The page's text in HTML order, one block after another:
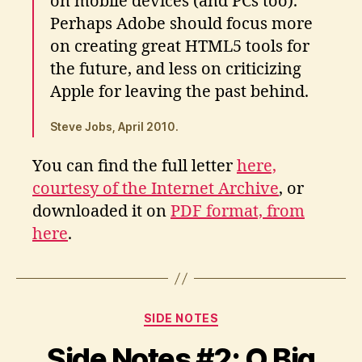
Perhaps Adobe should focus more
on creating great HTML5 tools for
the future, and less on criticizing
Apple for leaving the past behind.
Steve Jobs, April 2010.
You can find the full letter here,
courtesy of the Internet Archive, or
downloaded it on PDF format, from
here.
Categories
SIDE NOTES
B
A